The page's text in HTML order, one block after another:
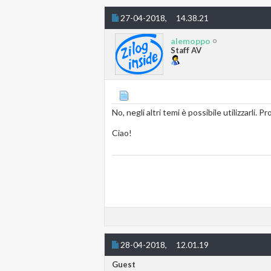
27-04-2018, 14.38.21
alemoppo
Staff AV
No, negli altri temi è possibile utilizzarli.
Ciao!
28-04-2018, 12.01.19
Guest